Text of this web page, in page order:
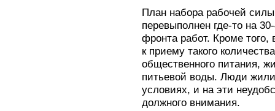
План набора рабочей
перевыполнен где-то на
фронта работ. Кроме того,
к приему такого
общественного питания,
питьевой воды. Люди
условиях, и на эти
должного внимания.